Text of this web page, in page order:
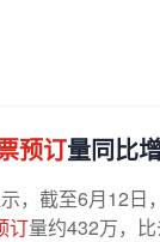
预订量同比
，截至6月12
订量约432万，